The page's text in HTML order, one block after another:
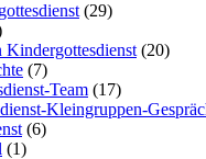
(29)
Kindergottesdienst (20)
(7)
Team (17)
Kleingruppen-
(6)
(1)